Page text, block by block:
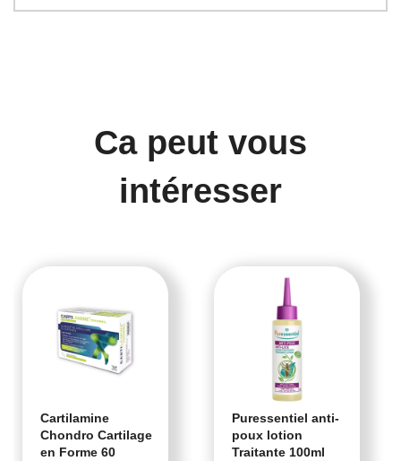
Ca peut vous
intéresser
Cartilamine
Chondro Cartilage
en Forme 60
Puressentiel anti-
poux lotion
Traitante 100ml